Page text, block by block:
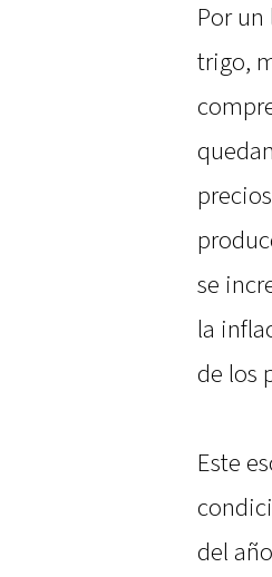
Por
trigo,
se
la
de los
Este
del